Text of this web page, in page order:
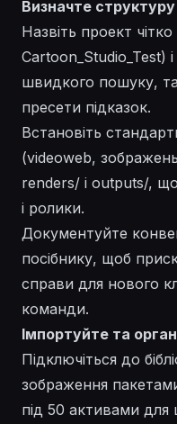
Визначте
Назвіть проект
Cartoon_Studio_Test)
швидкого пошуку,
пресети підказок.
Встановіть
(videoweb,
renders/ і outputs/,
і ролики.
Документуйте
посібнику, щоб
справи для нового
команди.
Імпортуйте та
Підключіться до
зображення
під 50 активами